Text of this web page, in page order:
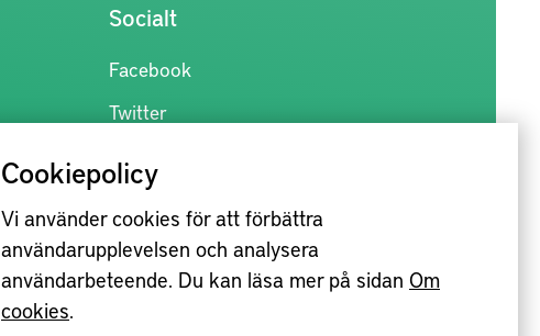
Cookiepolicy
Vi använder cookies för att förbättra
användarupplevelsen och analysera
användarbeteende. Du kan läsa mer på sidan Om
cookies.
Socialt
Facebook
Twitter